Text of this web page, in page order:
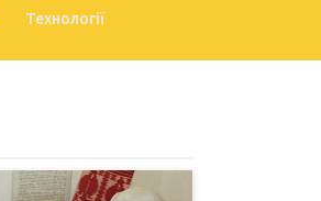
Технології